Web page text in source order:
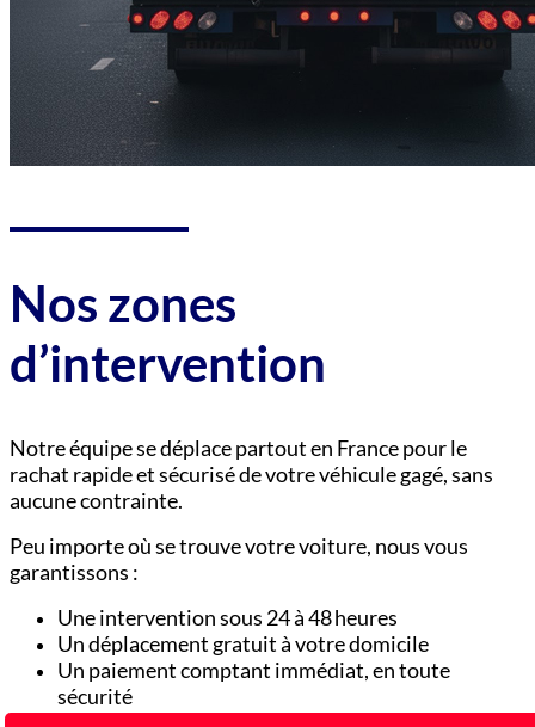
Nos zones
d’intervention
Notre équipe se déplace partout en France pour le
rachat rapide et sécurisé de votre véhicule gagé, sans
aucune contrainte.
Peu importe où se trouve votre voiture, nous vous
garantissons :
Une intervention sous 24 à 48 heures
Un déplacement gratuit à votre domicile
Un paiement comptant immédiat, en toute
sécurité